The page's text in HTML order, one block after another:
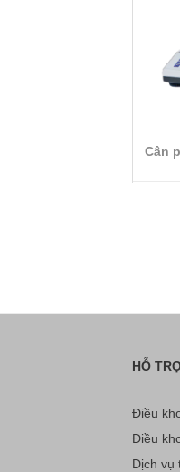
Cân
HỖ
Điều
Điều
Dịch vụ